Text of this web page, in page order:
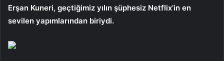
Erşan Kuneri, geçtiğimiz yılın şüphesiz Netflix’in en
sevilen yapımlarından biriydi.